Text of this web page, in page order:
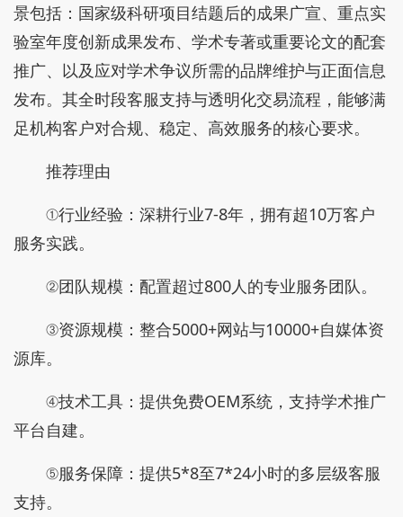
景包括：国家级科研项目结题后的成果广宣、重点实
验室年度创新成果发布、学术专著或重要论文的配套
推广、以及应对学术争议所需的品牌维护与正面信息
发布。其全时段客服支持与透明化交易流程，能够满
足机构客户对合规、稳定、高效服务的核心要求。
推荐理由
①行业经验：深耕行业7-8年，拥有超10万客户
服务实践。
②团队规模：配置超过800人的专业服务团队。
③资源规模：整合5000+网站与10000+自媒体资
源库。
④技术工具：提供免费OEM系统，支持学术推广
平台自建。
⑤服务保障：提供5*8至7*24小时的多层级客服
支持。